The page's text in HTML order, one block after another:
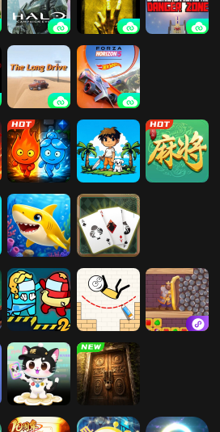
光环：战役进
化
求生之路2
（在线免号）
长途旅行
极限竞速：地
平线5
森林冰火人-神
器之战
海岛求生30天
深海游历险记 蜘蛛纸牌
红蓝岛二太空
站
火柴人画线逃
亡
玩梗高高高手
密室逃脱之50